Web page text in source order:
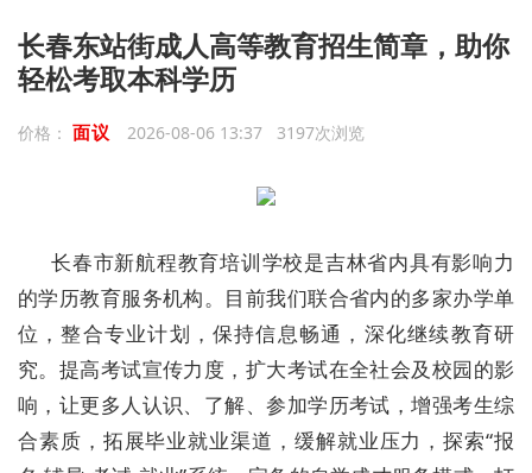
长春东站街成人高等教育招生简章，助你
轻松考取本科学历
价格： 面议 2026-08-06 13:37 3197次浏览
长春市新航程教育培训学校是吉林省内具有影响力
的学历教育服务机构。目前我们联合省内的多家办学单
位，整合专业计划，保持信息畅通，深化继续教育研
究。提高考试宣传力度，扩大考试在全社会及校园的影
响，让更多人认识、了解、参加学历考试，增强考生综
合素质，拓展毕业就业渠道，缓解就业压力，探索“报